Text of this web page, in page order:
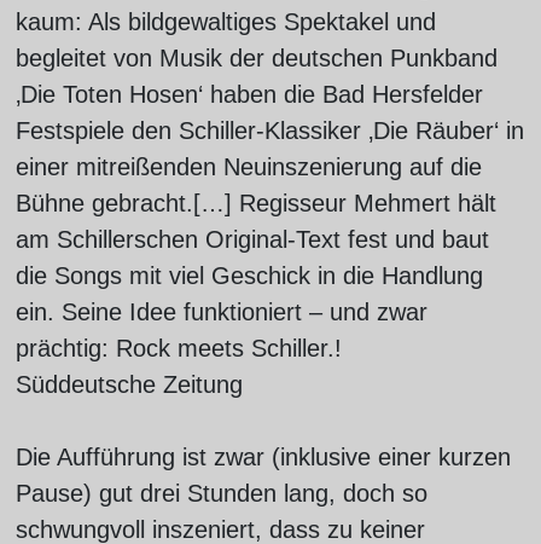
kaum: Als bildgewaltiges Spektakel und
begleitet von Musik der deutschen Punkband
‚Die Toten Hosen‘ haben die Bad Hersfelder
Festspiele den Schiller-Klassiker ‚Die Räuber‘ in
einer mitreißenden Neuinszenierung auf die
Bühne gebracht.[…] Regisseur Mehmert hält
am Schillerschen Original-Text fest und baut
die Songs mit viel Geschick in die Handlung
ein. Seine Idee funktioniert – und zwar
prächtig: Rock meets Schiller.!
Süddeutsche Zeitung
Die Aufführung ist zwar (inklusive einer kurzen
Pause) gut drei Stunden lang, doch so
schwungvoll inszeniert, dass zu keiner